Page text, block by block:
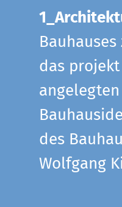
das
des
Wolfgang